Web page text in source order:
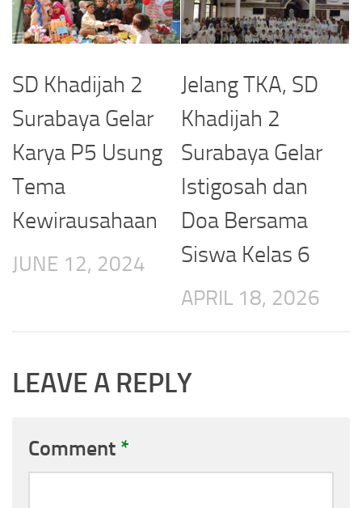
SD Khadijah 2
Surabaya Gelar
Karya P5 Usung
Tema
Kewirausahaan
JUNE 12, 2024
Jelang TKA, SD
Khadijah 2
Surabaya Gelar
Istigosah dan
Doa Bersama
Siswa Kelas 6
APRIL 18, 2026
LEAVE A REPLY
Comment *